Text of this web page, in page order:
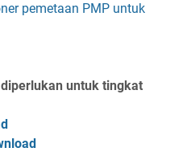
pemetaan PMP untuk
untuk tingkat